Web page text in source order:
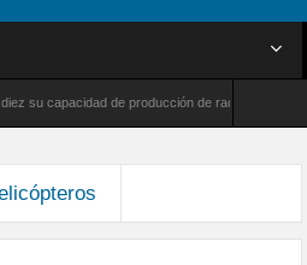
de producción de radares en Brasil